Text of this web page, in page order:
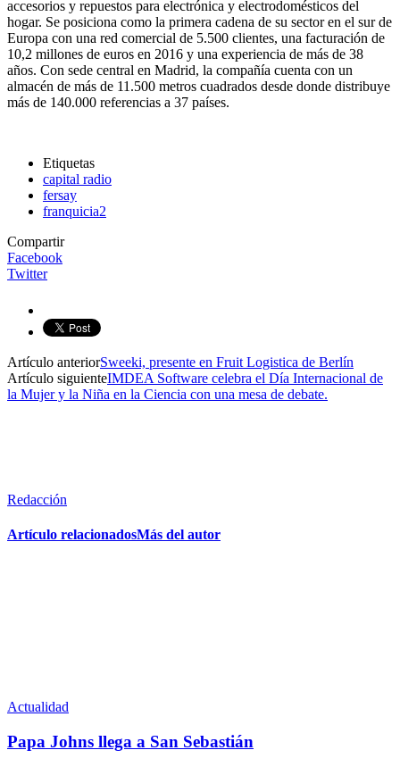
accesorios y repuestos para electrónica y electrodomésticos del
hogar. Se posiciona como la primera cadena de su sector en el sur de
Europa con una red comercial de 5.500 clientes, una facturación de
10,2 millones de euros en 2016 y una experiencia de más de 38
años. Con sede central en Madrid, la compañía cuenta con un
almacén de más de 11.500 metros cuadrados desde donde distribuye
más de 140.000 referencias a 37 países.
Etiquetas
capital radio
fersay
franquicia2
Compartir
Facebook
Twitter
Artículo anteriorSweeki, presente en Fruit Logistica de Berlín
Artículo siguienteIMDEA Software celebra el Día Internacional de
la Mujer y la Niña en la Ciencia con una mesa de debate.
Redacción
Artículo relacionadosMás del autor
Actualidad
Papa Johns llega a San Sebastián